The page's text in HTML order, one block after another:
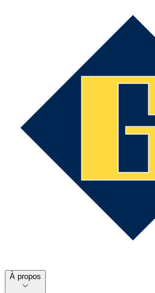
À propos